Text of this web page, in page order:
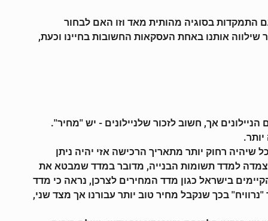
התמקדות בסוגיה מהותית מאד וזו האם לבחור
שילווה אותנו באחת העסקאות החשובות בחיינו וכעת,
אך, חשוב לזכור שלניילונים - יש ''מחיר''.
רחוק יותר מתאריך הרכישה אזי יהיה ניתן
למדד תשומות הבנייה, מדובר במדד שמבטא את
בישראל כגון מדד המחירים לצרכן, נראה כי מדד
בכך שנקבל מחיר טוב יותר עבורנו אך מצד שני,